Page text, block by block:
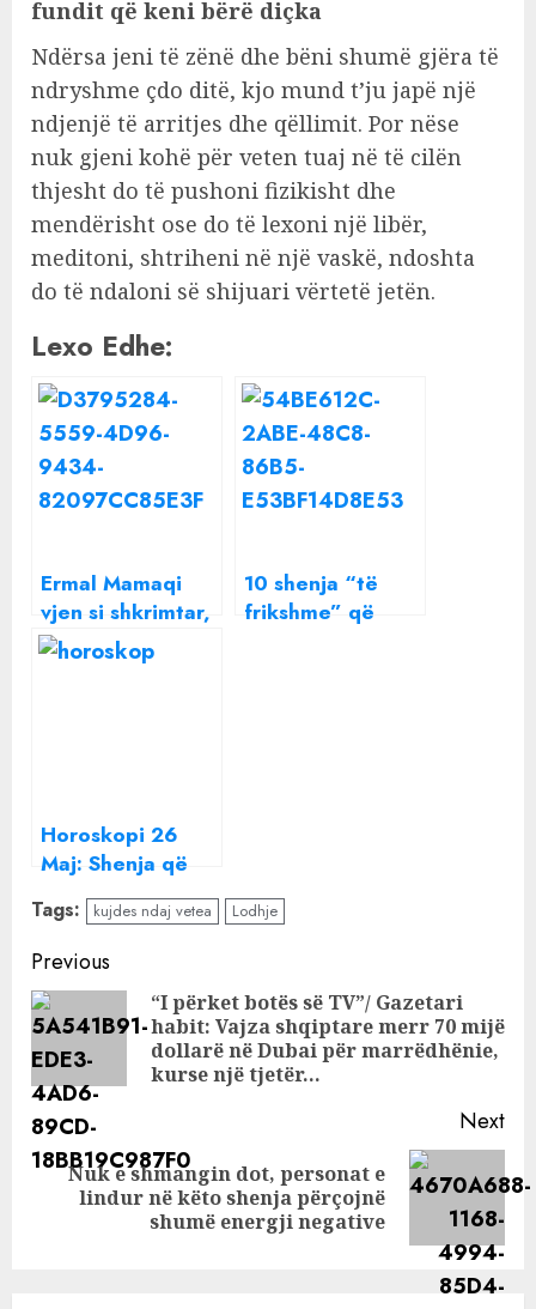
fundit që keni bërë diçka
Ndërsa jeni të zënë dhe bëni shumë gjëra të
ndryshme çdo ditë, kjo mund t’ju japë një
ndjenjë të arritjes dhe qëllimit. Por nëse
nuk gjeni kohë për veten tuaj në të cilën
thjesht do të pushoni fizikisht dhe
mendërisht ose do të lexoni një libër,
meditoni, shtriheni në një vaskë, ndoshta
do të ndaloni së shijuari vërtetë jetën.
Lexo Edhe:
Ermal Mamaqi
vjen si shkrimtar,
shumë krenar me
veten: Kam bërë
10 shenja “të
frikshme” që
Horoskopi 26
Maj: Shenja që
është shumë
pranë një
tradhtie, çfarë
duhet të kuptoni
sot
Tags: kujdes ndaj vetea Lodhje
Continue
Reading
Previous
“I përket botës së TV”/ Gazetari
habit: Vajza shqiptare merr 70 mijë
dollarë në Dubai për marrëdhënie,
kurse një tjetër…
Next
Next
Nuk e shmangin dot, personat e
lindur në këto shenja përçojnë
shumë energji negative